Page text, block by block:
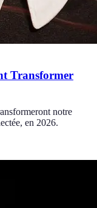
Transformer
notre
en 2026.